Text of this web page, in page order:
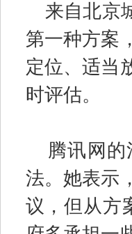
来自北京
第一种方案
定位、适当
时评估。
腾讯网
法。她表示
议，但从方